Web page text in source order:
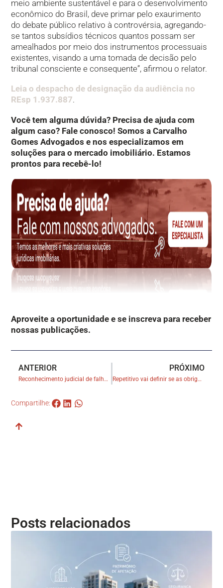
meio ambiente sustentável e para o desenvolvimento
econômico do Brasil, deve primar pelo exaurimento
do debate público relativo à controvérsia, agregando-
se tantos subsídios técnicos quantos possam ser
amealhados por meio dos instrumentos processuais
existentes, visando a uma tomada de decisão pelo
tribunal consciente e consequente”, afirmou o relator.
Leia o despacho de designação da audiência no
REsp 1.937.887.
Você tem alguma dúvida? Precisa de ajuda com
algum caso? Fale conosco! Somos a Carvalho
Gomes Advogados e nos especializamos em
soluções para o mercado imobiliário. Estamos
prontos para recebê-lo!
Aproveite a oportunidade e se inscreva para receber
nossas publicações.
ANTERIOR
Reconhecimento judicial de falha do cartório abre prazo prescricional da ação indenizatória contra tabelião
PRÓXIMO
Repetitivo vai definir se as obrigações ambientais têm natureza propter rem
Compartilhe:
Posts relacionados